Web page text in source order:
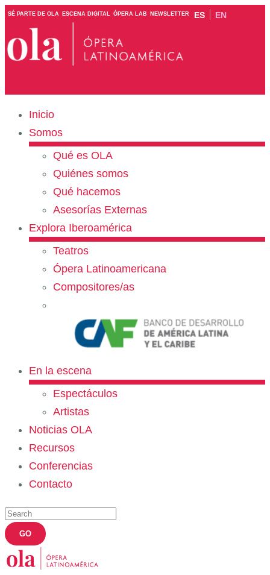
SÉ PARTE DE OLA ESCENA DIGITAL ÓPERA LAB NEWSLETTER ES EN
Inicio
Somos
Qué es OLA
Quiénes somos
Qué hacemos
Asesorías Externas
Explora Iberoamérica
Teatros
Ópera Latinoamericana
Compositores/as
En la escena
Espectáculos
Artistas
Noticias OLA
Recursos
Conferencias
Contacto